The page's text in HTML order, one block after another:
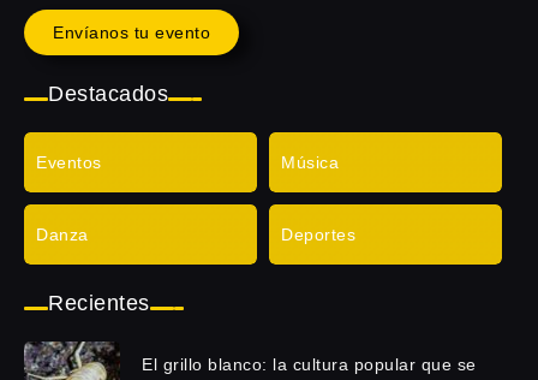
Envíanos tu evento
Destacados
Eventos Música
Danza Deportes
Recientes
El grillo blanco: la cultura popular que se